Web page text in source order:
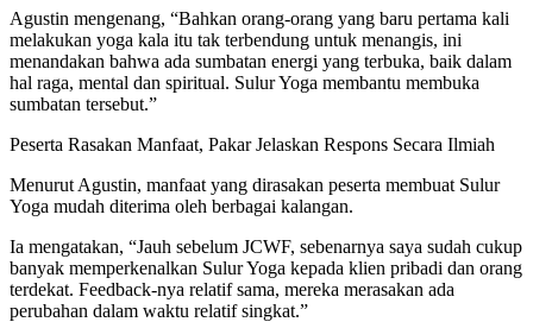
Agustin mengenang, “Bahkan orang-orang yang baru pertama kali
melakukan yoga kala itu tak terbendung untuk menangis, ini
menandakan bahwa ada sumbatan energi yang terbuka, baik dalam
hal raga, mental dan spiritual. Sulur Yoga membantu membuka
sumbatan tersebut.”
Peserta Rasakan Manfaat, Pakar Jelaskan Respons Secara Ilmiah
Menurut Agustin, manfaat yang dirasakan peserta membuat Sulur
Yoga mudah diterima oleh berbagai kalangan.
Ia mengatakan, “Jauh sebelum JCWF, sebenarnya saya sudah cukup
banyak memperkenalkan Sulur Yoga kepada klien pribadi dan orang
terdekat. Feedback-nya relatif sama, mereka merasakan ada
perubahan dalam waktu relatif singkat.”